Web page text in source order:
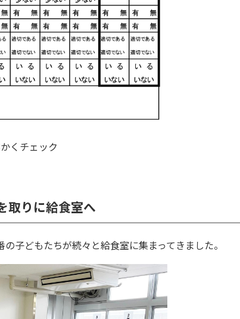
くチェック
取りに給食室へ
子どもたちが続々と給食室に集まってきました。